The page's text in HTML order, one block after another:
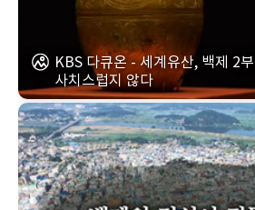
KBS 다큐온 - 세계유산, 백제 2
사치스럽지 않다